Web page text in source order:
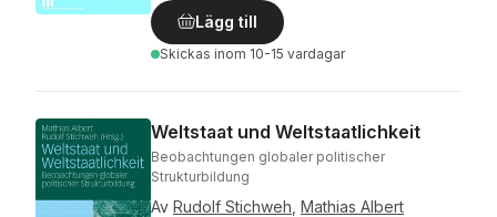
Lägg till
Skickas inom 10-15 vardagar
Weltstaat und Weltstaatlichkeit
Beobachtungen globaler politischer
Strukturbildung
Av Rudolf Stichweh Mathias Albert